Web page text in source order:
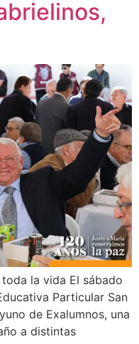
la vida El sábado
Particular San
de Exalumnos, una
a distintas